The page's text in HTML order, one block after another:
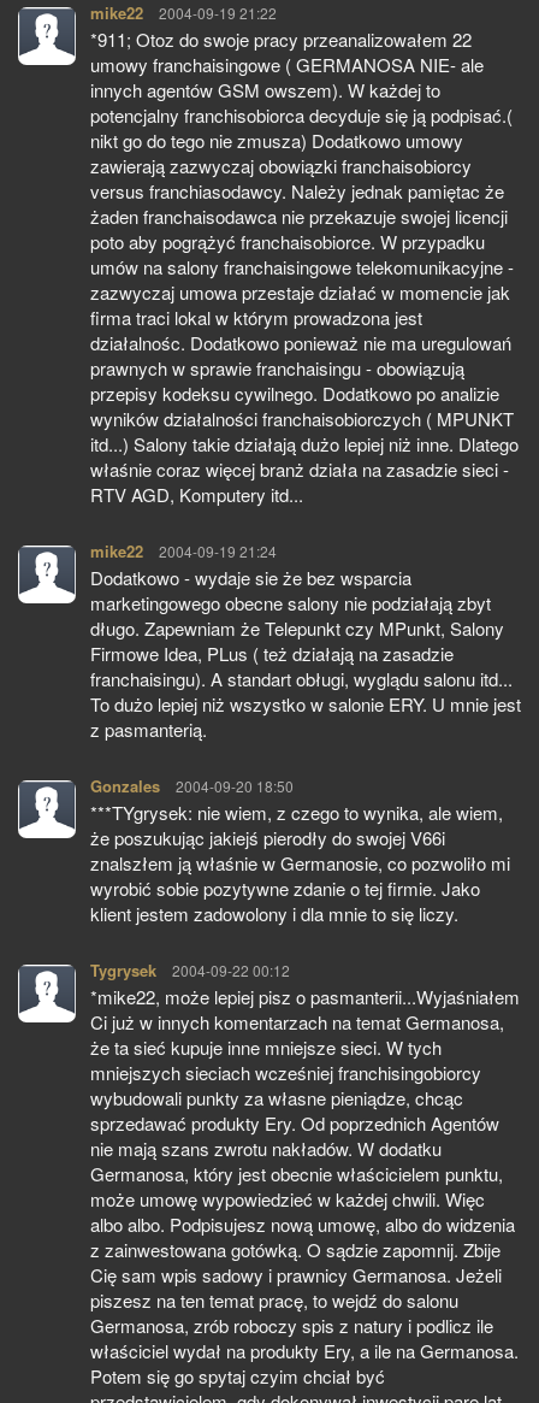
mike22 pisze:
2004-09-19 21:22
*911; Otoz do swoje pracy przeanalizowałem 22
umowy franchaisingowe ( GERMANOSA NIE- ale
innych agentów GSM owszem). W każdej to
potencjalny franchisobiorca decyduje się ją podpisać.(
nikt go do tego nie zmusza) Dodatkowo umowy
zawierają zazwyczaj obowiązki franchaisobiorcy
versus franchiasodawcy. Należy jednak pamiętac że
żaden franchaisodawca nie przekazuje swojej licencji
poto aby pogrążyć franchaisobiorce. W przypadku
umów na salony franchaisingowe telekomunikacyjne -
zazwyczaj umowa przestaje działać w momencie jak
firma traci lokal w którym prowadzona jest
działalnośc. Dodatkowo ponieważ nie ma uregulowań
prawnych w sprawie franchaisingu - obowiązują
przepisy kodeksu cywilnego. Dodatkowo po analizie
wyników działalności franchaisobiorczych ( MPUNKT
itd...) Salony takie działają dużo lepiej niż inne. Dlatego
właśnie coraz więcej branż działa na zasadzie sieci -
RTV AGD, Komputery itd...
mike22 pisze:
2004-09-19 21:24
Dodatkowo - wydaje sie że bez wsparcia
marketingowego obecne salony nie podziałają zbyt
długo. Zapewniam że Telepunkt czy MPunkt, Salony
Firmowe Idea, PLus ( też działają na zasadzie
franchaisingu). A standart obługi, wyglądu salonu itd...
To dużo lepiej niż wszystko w salonie ERY. U mnie jest
z pasmanterią.
Gonzales pisze:
2004-09-20 18:50
***TYgrysek: nie wiem, z czego to wynika, ale wiem,
że poszukując jakiejś pierodły do swojej V66i
znalszłem ją właśnie w Germanosie, co pozwoliło mi
wyrobić sobie pozytywne zdanie o tej firmie. Jako
klient jestem zadowolony i dla mnie to się liczy.
Tygrysek pisze:
2004-09-22 00:12
*mike22, może lepiej pisz o pasmanterii...Wyjaśniałem
Ci już w innych komentarzach na temat Germanosa,
że ta sieć kupuje inne mniejsze sieci. W tych
mniejszych sieciach wcześniej franchisingobiorcy
wybudowali punkty za własne pieniądze, chcąc
sprzedawać produkty Ery. Od poprzednich Agentów
nie mają szans zwrotu nakładów. W dodatku
Germanosa, który jest obecnie właścicielem punktu,
może umowę wypowiedzieć w każdej chwili. Więc
albo albo. Podpisujesz nową umowę, albo do widzenia
z zainwestowana gotówką. O sądzie zapomnij. Zbije
Cię sam wpis sadowy i prawnicy Germanosa. Jeżeli
piszesz na ten temat pracę, to wejdź do salonu
Germanosa, zrób roboczy spis z natury i podlicz ile
właściciel wydał na produkty Ery, a ile na Germanosa.
Potem się go spytaj czyim chciał być